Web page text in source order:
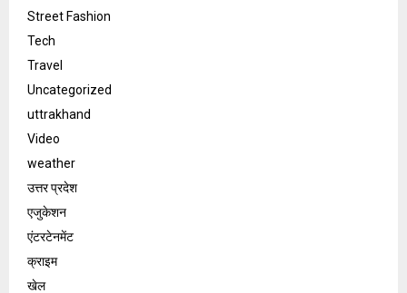
Street Fashion
Tech
Travel
Uncategorized
uttrakhand
Video
weather
उत्तर प्रदेश
एजुकेशन
एंटरटेनमेंट
क्राइम
खेल